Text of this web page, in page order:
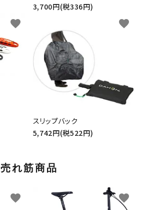
3,700円(税336円)
favorite
スリップバック
5,742円(税522円)
favorite
売れ筋商品
favorite favorite